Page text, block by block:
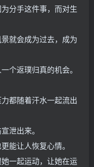
分手这件事，而对生
就会成为过去，成为
个返璞归真的机会。
都随着汗水一起流出
泄出来。
能让人恢复心情。
一起运动，让她在运